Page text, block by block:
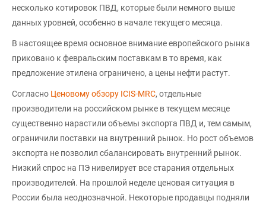
несколько котировок ПВД, которые были немного выше
данных уровней, особенно в начале текущего месяца.
В настоящее время основное внимание европейского рынка
приковано к февральским поставкам в то время, как
предложение этилена ограничено, а цены нефти растут.
Согласно Ценовому обзору ICIS-MRC, отдельные
производители на российском рынке в текущем месяце
существенно нарастили объемы экспорта ПВД и, тем самым,
ограничили поставки на внутренний рынок. Но рост объемов
экспорта не позволил сбалансировать внутренний рынок.
Низкий спрос на ПЭ нивелирует все старания отдельных
производителей. На прошлой неделе ценовая ситуация в
России была неоднозначной. Некоторые продавцы подняли